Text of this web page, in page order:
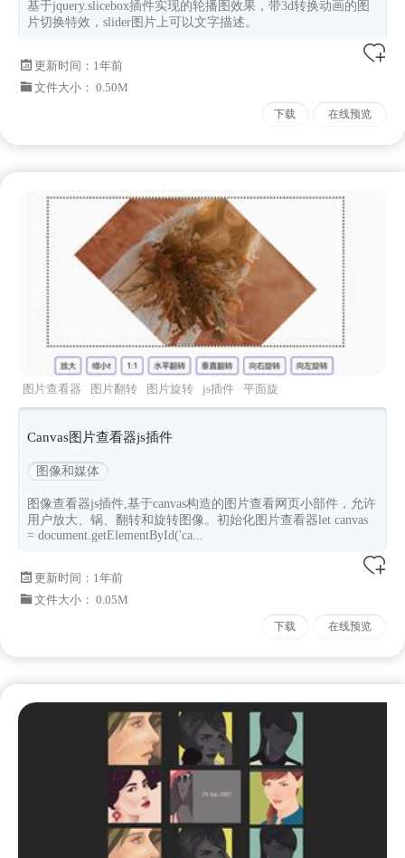
基于jquery.slicebox插件实现的轮播图效果，带3d转换动画的图
片切换特效，slider图片上可以文字描述。
更新时间： 1年前
文件大小： 0.50M
下载 在线预览
图片查看器 图片翻转 图片旋转 js插件
平面旋
转
Canvas图片查看器js插件
图像和媒体
图像查看器js插件,基于canvas构造的图片查看网页小部件，允许
用户放大、锅、翻转和旋转图像。初始化图片查看器let canvas
= document.getElementById('ca...
更新时间： 1年前
文件大小： 0.05M
下载 在线预览